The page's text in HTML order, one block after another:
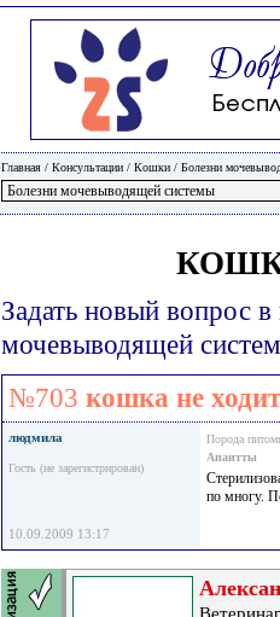
Главная / Консультации / Кошки / Болезни
Задать новый вопрос
мочевыводящей
№703 кошка не
людмила
Гость (не зарегистрирован)
Порода
Апаитты
по многу.
10.09.2009 13:17